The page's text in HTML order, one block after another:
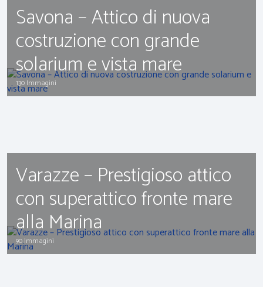
Savona – Attico di nuova
costruzione con grande
solarium e vista mare
130 Immagini
Varazze – Prestigioso attico
con superattico fronte mare
alla Marina
90 Immagini